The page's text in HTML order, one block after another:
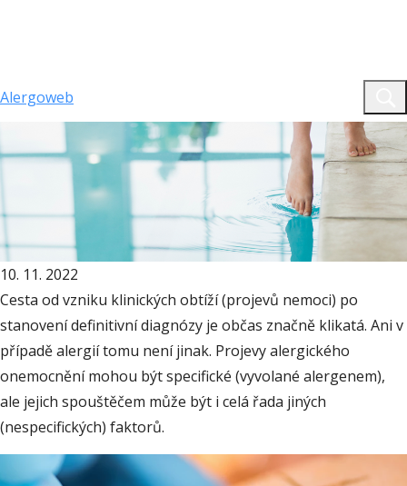
Alergoweb
website.aw.web.text.home
Články
Jak probíhá diagnostika alergie?
Jak probíhá diagnostika
alergie?
10. 11. 2022
Cesta od vzniku klinických obtíží (projevů nemoci) po
stanovení definitivní diagnózy je občas značně klikatá. Ani v
případě alergií tomu není jinak. Projevy alergického
onemocnění mohou být specifické (vyvolané alergenem),
ale jejich spouštěčem může být i celá řada jiných
(nespecifických) faktorů.